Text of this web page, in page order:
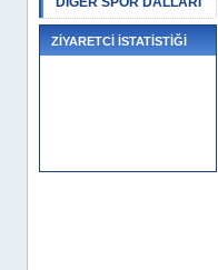
ZİYARETCİ İSTATİSTİĞİ